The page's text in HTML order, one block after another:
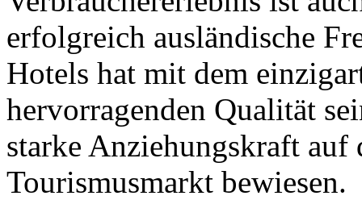
erfolgreich ausländische
Hotels hat mit dem
hervorragenden Qualität
starke Anziehungskraft auf
Tourismusmarkt bewiesen.